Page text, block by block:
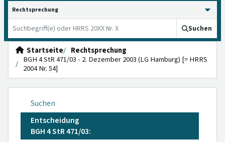
HRRS durchsuchen
Suchen
Startseite
Rechtsprechung
BGH 4 StR 471/03 - 2. Dezember 2003 (LG Hamburg) [= HRRS
2004 Nr. 54]
Suchen
Entscheidung
BGH 4 StR 471/03: